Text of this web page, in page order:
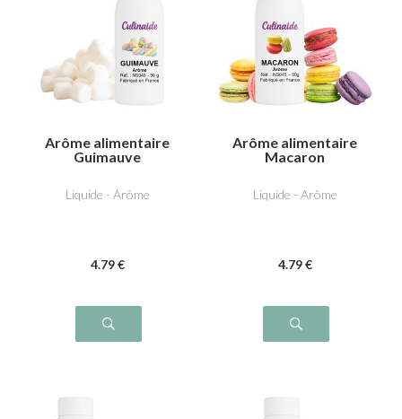
Arôme alimentaire
Guimauve
Liquide - Arôme
4.79 €
Arôme alimentaire
Macaron
Liquide - Arôme
4.79 €